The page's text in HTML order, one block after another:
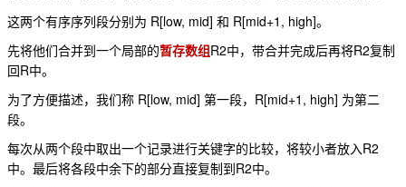
这两个有序序列段分别为 R[low, mid] 和 R[mid+1, high]。
先将他们合并到一个局部的暂存数组 R2中，带合并完成后再将R2复制
回 R中。
为了方便描述，我们称 R[low, mid] 第一段， R[mid+1, high] 为第二
段。
每次从两个段中取出一个记录进行关键字的比较，将较小者放入R2
中。最后将各段中余下的部分直接复制到 R2中。